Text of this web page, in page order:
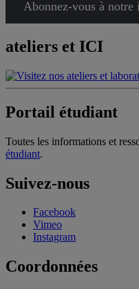
Abonnez-vous à notre
ateliers et ICI
Portail étudiant
Toutes les informations et
étudiant.
Suivez-nous
Facebook
Vimeo
Instagram
Coordonnées